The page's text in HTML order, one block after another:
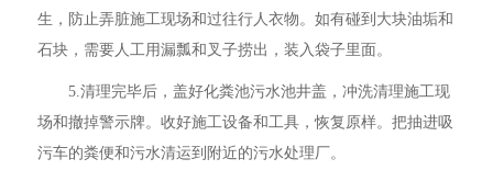
生，防止弄脏施工现场和过往行人衣物。如有碰到大块油垢和
石块，需要人工用漏瓢和叉子捞出，装入袋子里面。
5.清理完毕后，盖好化粪池污水池井盖，冲洗清理施工现
场和撤掉警示牌。收好施工设备和工具，恢复原样。把抽进吸
污车的粪便和污水清运到附近的污水处理厂。